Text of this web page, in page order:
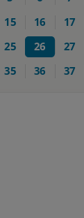
15 16 17
25 26 27
35 36 37